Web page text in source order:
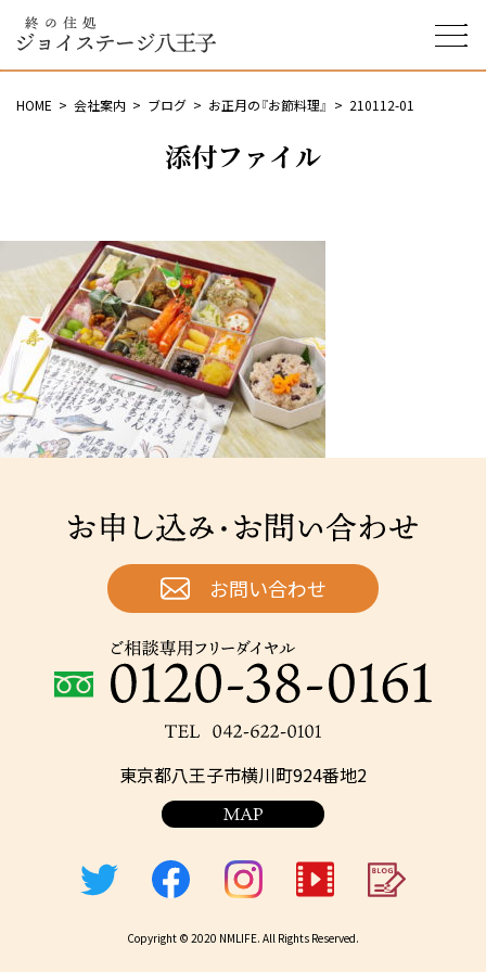
終の住処 ジョイステージ
八王子
HOME 会社案内 ブログ お正月の『お節料理』 210112-01
添付ファイル
お申し込み・お問い合わせ
お問い合わせ
ご相談専用フリーダイヤル：0120-38-0161
東京都八王子市横川町924番地2
Copyright © 2020 NMLIFE. All Rights Reserved.